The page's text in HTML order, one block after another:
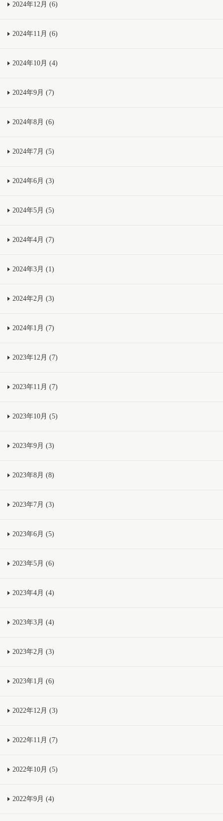
2024年12月 (6)
2024年11月 (6)
2024年10月 (4)
2024年9月 (7)
2024年8月 (6)
2024年7月 (5)
2024年6月 (3)
2024年5月 (5)
2024年4月 (7)
2024年3月 (1)
2024年2月 (3)
2024年1月 (7)
2023年12月 (7)
2023年11月 (7)
2023年10月 (5)
2023年9月 (3)
2023年8月 (8)
2023年7月 (3)
2023年6月 (5)
2023年5月 (6)
2023年4月 (4)
2023年3月 (4)
2023年2月 (3)
2023年1月 (6)
2022年12月 (3)
2022年11月 (7)
2022年10月 (5)
2022年9月 (4)